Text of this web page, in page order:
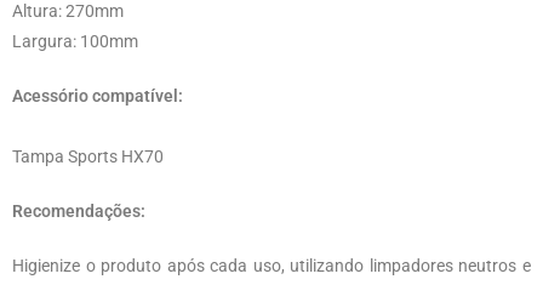
Altura: 270mm
Largura: 100mm
Acessório compatível:
Tampa Sports HX70
Recomendações:
Higienize o produto após cada uso, utilizando limpadores neutros e